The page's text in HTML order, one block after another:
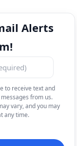
Alerts
to receive text and
from us.
vary, and you may
any time.